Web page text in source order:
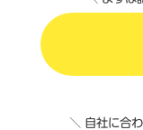
＼ 自社に合